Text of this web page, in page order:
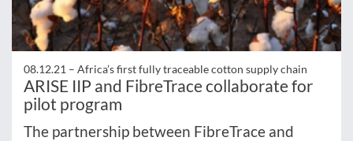
08.12.21 – Africa’s first fully traceable cotton supply chain
ARISE IIP and FibreTrace collaborate for
pilot program
The partnership between FibreTrace and